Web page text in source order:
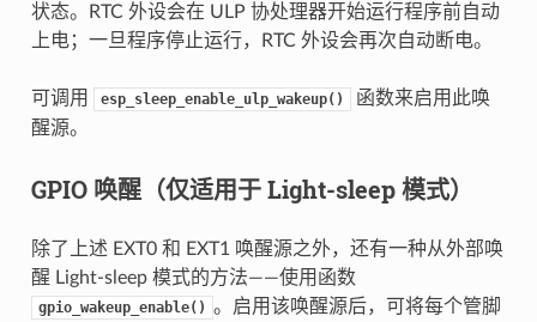
状态。RTC 外设会在 ULP 协处理器开始运行程序前自动
上电；一旦程序停止运行，RTC 外设会再次自动断电。
可调用 esp_sleep_enable_ulp_wakeup()
函数来启用此唤
醒源。
GPIO 唤醒（仅适用于 Light-sleep 模式）
除了上述 EXT0 和 EXT1 唤醒源之外，还有一种从外部唤
醒 Light-sleep 模式的方法——使用函数
gpio_wakeup_enable() 。启用该唤醒源后，可将每个管脚